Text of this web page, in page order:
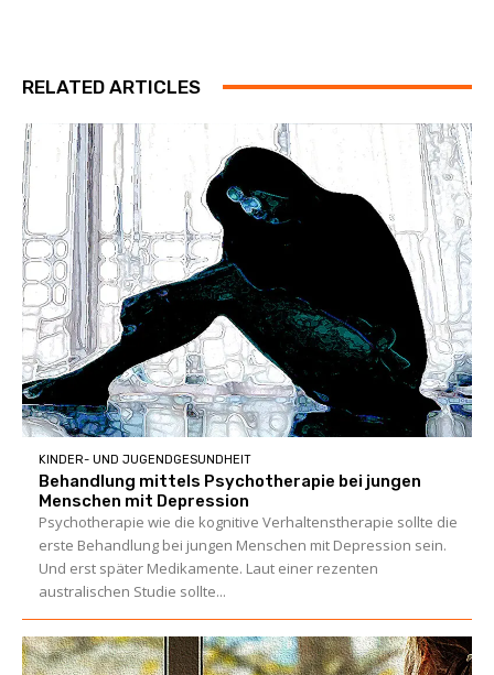
RELATED ARTICLES
KINDER- UND JUGENDGESUNDHEIT
Behandlung mittels Psychotherapie bei jungen
Menschen mit Depression
Psychotherapie wie die kognitive Verhaltenstherapie sollte die
erste Behandlung bei jungen Menschen mit Depression sein.
Und erst später Medikamente. Laut einer rezenten
australischen Studie sollte...